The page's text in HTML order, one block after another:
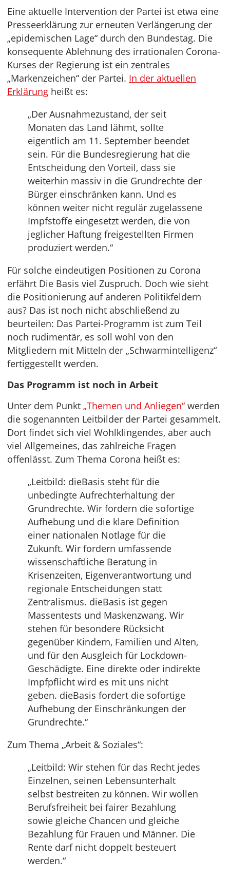
Eine aktuelle Intervention der Partei ist etwa eine
Presseerklärung zur erneuten Verlängerung der
„epidemischen Lage“ durch den Bundestag. Die
konsequente Ablehnung des irrationalen Corona-
Kurses der Regierung ist ein zentrales
„Markenzeichen“ der Partei. In der aktuellen
Erklärung heißt es:
„Der Ausnahmezustand, der seit
Monaten das Land lähmt, sollte
eigentlich am 11. September beendet
sein. Für die Bundesregierung hat die
Entscheidung den Vorteil, dass sie
weiterhin massiv in die Grundrechte der
Bürger einschränken kann. Und es
können weiter nicht regulär zugelassene
Impfstoffe eingesetzt werden, die von
jeglicher Haftung freigestellten Firmen
produziert werden.“
Für solche eindeutigen Positionen zu Corona
erfährt Die Basis viel Zuspruch. Doch wie sieht
die Positionierung auf anderen Politikfeldern
aus? Das ist noch nicht abschließend zu
beurteilen: Das Partei-Programm ist zum Teil
noch rudimentär, es soll wohl von den
Mitgliedern mit Mitteln der „Schwarmintelligenz“
fertiggestellt werden.
Das Programm ist noch in Arbeit
Unter dem Punkt „Themen und Anliegen“ werden
die sogenannten Leitbilder der Partei gesammelt.
Dort findet sich viel Wohlklingendes, aber auch
viel Allgemeines, das zahlreiche Fragen
offenlässt. Zum Thema Corona heißt es:
„Leitbild: dieBasis steht für die
unbedingte Aufrechterhaltung der
Grundrechte. Wir fordern die sofortige
Aufhebung und die klare Definition
einer nationalen Notlage für die
Zukunft. Wir fordern umfassende
wissenschaftliche Beratung in
Krisenzeiten, Eigenverantwortung und
regionale Entscheidungen statt
Zentralismus. dieBasis ist gegen
Massentests und Maskenzwang. Wir
stehen für besondere Rücksicht
gegenüber Kindern, Familien und Alten,
und für den Ausgleich für Lockdown-
Geschädigte. Eine direkte oder indirekte
Impfpflicht wird es mit uns nicht
geben. dieBasis fordert die sofortige
Aufhebung der Einschränkungen der
Grundrechte.“
Zum Thema „Arbeit & Soziales“:
„Leitbild: Wir stehen für das Recht jedes
Einzelnen, seinen Lebensunterhalt
selbst bestreiten zu können. Wir wollen
Berufsfreiheit bei fairer Bezahlung
sowie gleiche Chancen und gleiche
Bezahlung für Frauen und Männer. Die
Rente darf nicht doppelt besteuert
werden.“